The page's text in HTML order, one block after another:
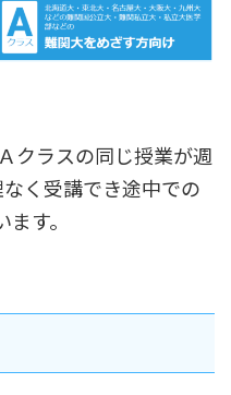
クラスの同じ授業が週
く受講でき途中での
す。